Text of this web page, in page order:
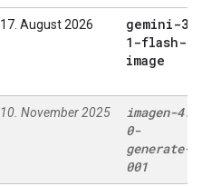
17. August 2026 gemini-3
1-flash-
image
10. November 2025 imagen-4.
0-
generate-
001